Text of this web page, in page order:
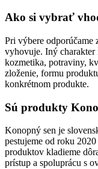
Ako si vybrať
Pri výbere
vyhovuje. Iný charakter
kozmetika, potraviny,
zloženie, formu
konkrétnom produkte.
Sú produkty
Konopný sen je
pestujeme od roku
produktov kladieme
prístup a spoluprácu s